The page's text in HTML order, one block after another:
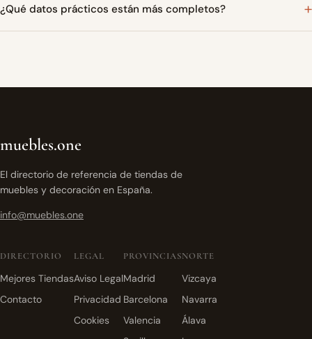
¿Qué datos prácticos están más completos?
muebles.one
El directorio de referencia de tiendas de
muebles y decoración en España.
info@muebles.one
DIRECTORIO
Mejores Tiendas
Contacto
LEGAL
Aviso Legal
Privacidad
Cookies
PROVINCIAS
Madrid
Barcelona
Valencia
NORTE
Vizcaya
Navarra
Álava